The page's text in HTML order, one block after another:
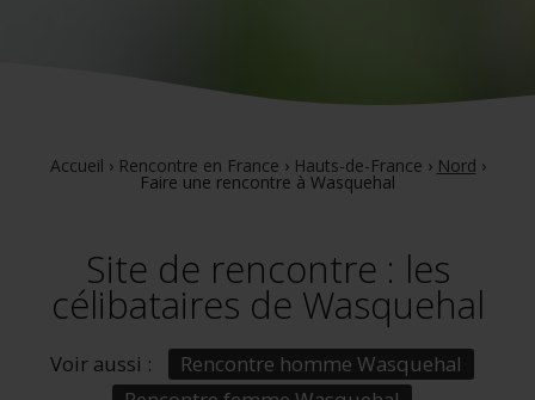
Accueil › Rencontre en France › Hauts-de-France › Nord ›
Faire une rencontre à Wasquehal
Site de rencontre : les
célibataires de Wasquehal
Voir aussi :
Rencontre homme Wasquehal